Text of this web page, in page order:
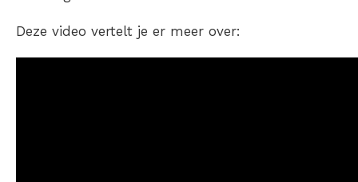
Deze video vertelt je er meer over: